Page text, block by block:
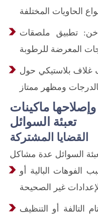
تطبيق ملصقات
غلاف بلاستيكي حول
ماكينات
تعبئة السوائل
القضايا المشتركة
الفوهات البالية أو
التالفة أو التنظيف